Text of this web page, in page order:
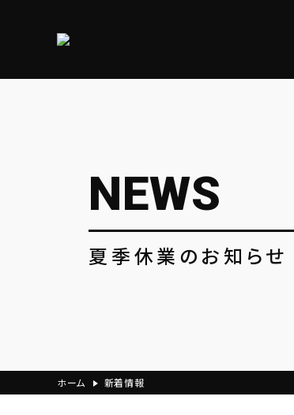
NEWS
夏季休業のお知らせ
ホーム 新着情報